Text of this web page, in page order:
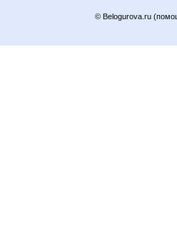
© Belogurova.ru